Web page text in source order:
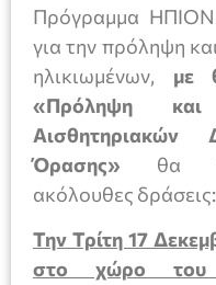
Πρόγραμμα
για την πρόληψη
ηλικιωμένων, με
«Πρόληψη
Όρασης» θα
ακόλουθες δράσεις:
Την Τρίτη 17
στο χώρο του